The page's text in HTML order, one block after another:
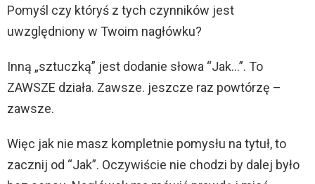
Pomyśl czy któryś z tych czynników jest
uwzględniony w Twoim nagłówku?
Inną „sztuczką” jest dodanie słowa “Jak…”. To
ZAWSZE działa. Zawsze. jeszcze raz powtórzę –
zawsze.
Więc jak nie masz kompletnie pomysłu na tytuł, to
zacznij od “Jak”. Oczywiście nie chodzi by dalej było